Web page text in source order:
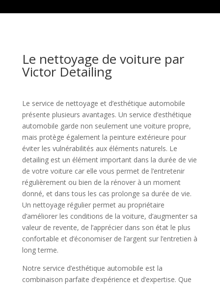
Le nettoyage de voiture par
Victor Detailing
Le service de nettoyage et d’esthétique automobile
présente plusieurs avantages. Un service d’esthétique
automobile garde non seulement une voiture propre,
mais protège également la peinture extérieure pour
éviter les vulnérabilités aux éléments naturels. Le
detailing est un élément important dans la durée de vie
de votre voiture car elle vous permet de l’entretenir
régulièrement ou bien de la rénover à un moment
donné, et dans tous les cas prolonge sa durée de vie.
Un nettoyage régulier permet au propriétaire
d’améliorer les conditions de la voiture, d’augmenter sa
valeur de revente, de l’apprécier dans son état le plus
confortable et d’économiser de l’argent sur l’entretien à
long terme.
Notre service d’esthétique automobile est la
combinaison parfaite d’expérience et d’expertise. Que